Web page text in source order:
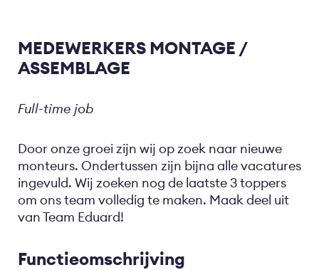
MEDEWERKERS MONTAGE /
ASSEMBLAGE
Full-time job
Door onze groei zijn wij op zoek naar nieuwe
monteurs. Ondertussen zijn bijna alle vacatures
ingevuld. Wij zoeken nog de laatste 3 toppers
om ons team volledig te maken. Maak deel uit
van Team Eduard!
Functieomschrijving